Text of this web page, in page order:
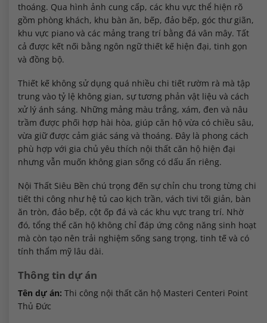
thoáng. Qua hình ảnh cung cấp, các khu vực thể hiện rõ
gồm phòng khách, khu bàn ăn, bếp, đảo bếp, góc thư giãn,
khu vực piano và các mảng trang trí bằng đá vân mây. Tất
cả được kết nối bằng ngôn ngữ thiết kế hiện đại, tinh gọn
và đồng bộ.
Thiết kế không sử dụng quá nhiều chi tiết rườm rà mà tập
trung vào tỷ lệ không gian, sự tương phản vật liệu và cách
xử lý ánh sáng. Những mảng màu trắng, xám, đen và nâu
trầm được phối hợp hài hòa, giúp căn hộ vừa có chiều sâu,
vừa giữ được cảm giác sáng và thoáng. Đây là phong cách
phù hợp với gia chủ yêu thích nội thất căn hộ hiện đại
nhưng vẫn muốn không gian sống có dấu ấn riêng.
Nội Thất Siêu Bền chú trọng đến sự chỉn chu trong từng chi
tiết thi công như hệ tủ cao kịch trần, vách tivi tối giản, bàn
ăn tròn, đảo bếp, cột ốp đá và các khu vực trang trí. Nhờ
đó, tổng thể căn hộ không chỉ đáp ứng công năng sinh hoạt
mà còn tạo nên trải nghiệm sống sang trọng, tinh tế và có
tính thẩm mỹ lâu dài.
Thông tin dự án
Tên dự án: Thi công nội thất căn hộ Masteri Centeri Point
Thủ Đức